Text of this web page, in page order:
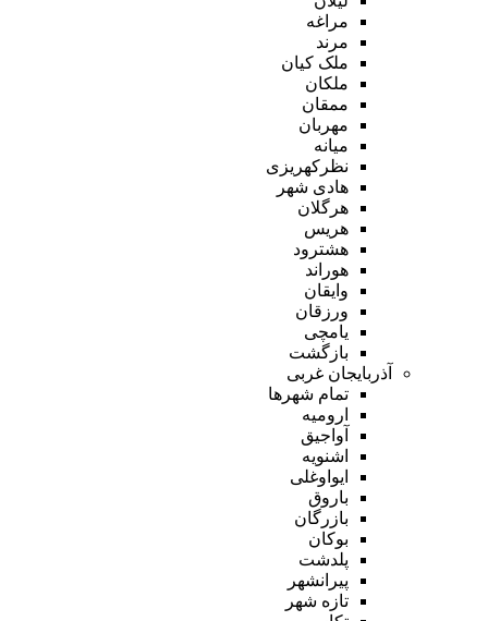
مراغه
مرند
ملک کیان
ملکان
ممقان
مهربان
میانه
نظرکهریزی
هادی شهر
هرگلان
هریس
هشترود
هوراند
وایقان
ورزقان
یامچی
بازگشت
آذربایجان غربی
تمام شهر‌ها
ارومیه
آواجیق
اشنویه
ایواوغلی
باروق
بازرگان
بوکان
پلدشت
پیرانشهر
تازه شهر